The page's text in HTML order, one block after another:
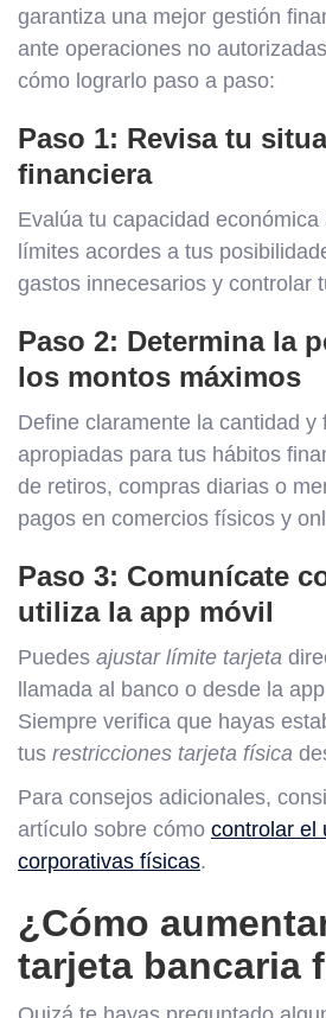
garantiza una mejor gestión
ante operaciones no
cómo lograrlo paso a paso:
Paso 1: Revisa tu
financiera
Evalúa tu capacidad
límites acordes a tus
gastos innecesarios y controlar
Paso 2: Determina la
los montos máximos
Define claramente la cantidad y
apropiadas para tus hábitos
de retiros, compras diarias o
pagos en comercios físicos y
Paso 3: Comunícate
utiliza la app móvil
Puedes ajustar límite tarjeta
llamada al banco o desde la
Siempre verifica que hayas
tus restricciones tarjeta física
Para consejos adicionales,
artículo sobre cómo controlar el
corporativas físicas.
¿Cómo
tarjeta bancaria